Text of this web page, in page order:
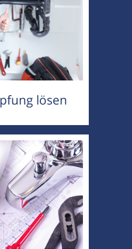
lösen